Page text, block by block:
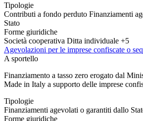
Tipologie
Contributi a fondo perduto Finanziamenti
Stato
Forme giuridiche
Società cooperativa Ditta individuale +5
Agevolazioni per le imprese confiscate o
A sportello
Finanziamento a tasso zero erogato dal
Made in Italy a supporto delle imprese
Tipologie
Finanziamenti agevolati o garantiti dallo
Forme giuridiche